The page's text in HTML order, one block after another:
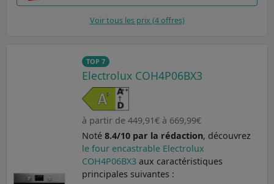
Voir tous les prix (4 offres)
TOP 7
Electrolux COH4P06BX3
à partir de 449,91€ à 669,99€
Noté 8.4/10 par la rédaction, découvrez
le four encastrable Electrolux
COH4P06BX3 aux caractéristiques
principales suivantes :